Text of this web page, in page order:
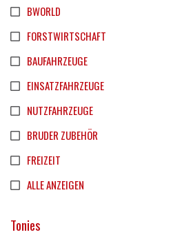
BWORLD
FORSTWIRTSCHAFT
BAUFAHRZEUGE
EINSATZFAHRZEUGE
NUTZFAHRZEUGE
BRUDER ZUBEHÖR
FREIZEIT
ALLE ANZEIGEN
Tonies